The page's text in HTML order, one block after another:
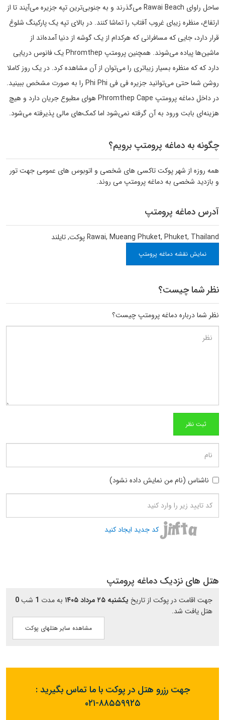
ساحل راوای Rawai Beach می‌گذرند و به جنوبی‌ترین تپه جزیره می‌آیند تا از
ارتفاع، منظره زیبای غروب آفتاب را تماشا کنند. در بالای تپه یک پارکینگ شلوغ
قرار دارد، جایی که مسافرانی که هرکدام از یک گوشه از دنیا آمده‌اند از
ماشین‌ها پیاده می‌شوند. همچنین پرومتپ Phromthep یک فانوس دریایی
دارد که که منظره بسیار زیباتری را می‌توان از آن مشاهده کرد. در یک روز کاملا
روشن شما حتی می‌توانید جزیره فی فی Phi Phi را به صورت مشخص ببینید.
در داخل دماغه پرومتپ Phromthep Cape هوای مطبوع جریان دارد و هیچ
هزینه‌ای بابت ورود به آن گرفته نمی‌شود اما کمک‌های مالی پذیرفته می‌شود.
چگونه به دماغه پرومتپ برویم؟
همه روزه از شهر پوکت تاکسی های شخصی و اتوبوس های عمومی جهت تور
و بازدید شخصی به دماغه پرومتپ می روند.
آدرس دماغه پرومتپ
Rawai, Mueang Phuket, Phuket, Thailandپوکت,تایلند
نمایش نقشه دماغه پرومتپ
نظر شما چیست؟
نظر شما درباره دماغه پرومتپ چیست؟
ناشناس (نام من نمایش داده نشود)
کد جدید ایجاد کنید
هتل های نزدیک دماغه پرومتپ
جهت اقامت در پوکت از تاریخ یکشنبه ۲۵ مرداد ۱۴۰۵ به مدت 1 شب0
هتل یافت شد.
مشاهده سایر هتلهای پوکت
جهت رزرو هتل در پوکت با ما تماس بگیرید :
۰۲۱-۸۸۵۵۹۹۲۵